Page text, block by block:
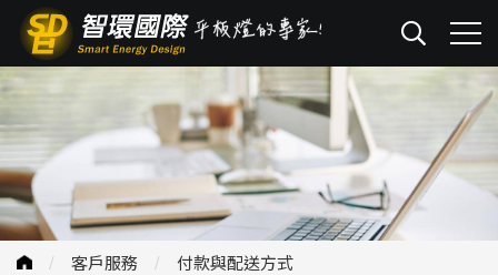
客戶服務 付款與配送方式